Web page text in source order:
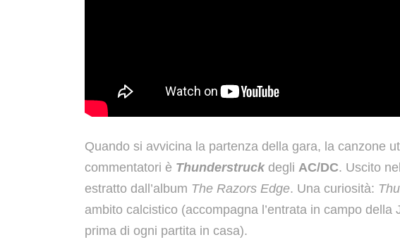
Quando si avvicina la partenza della gara, la canzone
commentatori è ThunderstruckdegliAC/DC. Uscito
estratto dall’album The Razors Edge. Una curiosità:
ambito calcistico (accompagna l’entrata in campo della
prima di ogni partita in casa).